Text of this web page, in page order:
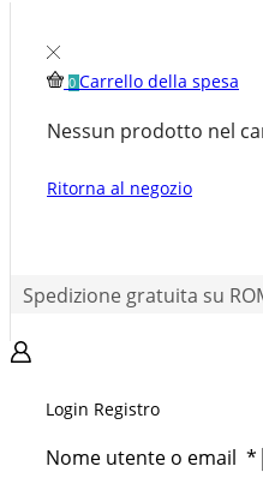
0 Carrello della spesa
Nessun prodotto nel
Ritorna al negozio
Spedizione gratuita su
Login Registro
Nome utente o email *